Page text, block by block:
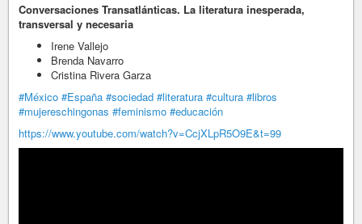
Conversaciones Transatlánticas. La literatura inesperada,
transversal y necesaria
Irene Vallejo
Brenda Navarro
Cristina Rivera Garza
#México #España #sociedad #literatura #cultura #libros
#mujereschingonas #feminismo #educación
https://www.youtube.com/watch?v=CcjXLpR5O9E&t=99